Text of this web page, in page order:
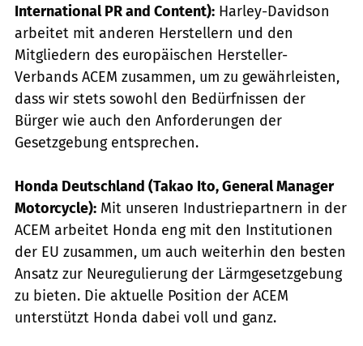
International PR and Content): Harley-Davidson
arbeitet mit anderen Herstellern und den
Mitgliedern des europäischen Hersteller-
Verbands ACEM zusammen, um zu gewährleisten,
dass wir stets sowohl den Bedürfnissen der
Bürger wie auch den Anforderungen der
Gesetzgebung entsprechen.
Honda Deutschland (Takao Ito, General Manager
Motorcycle): Mit unseren Industriepartnern in der
ACEM arbeitet Honda eng mit den Institutionen
der EU zusammen, um auch weiterhin den besten
Ansatz zur Neuregulierung der Lärmgesetzgebung
zu bieten. Die aktuelle Position der ACEM
unterstützt Honda dabei voll und ganz.